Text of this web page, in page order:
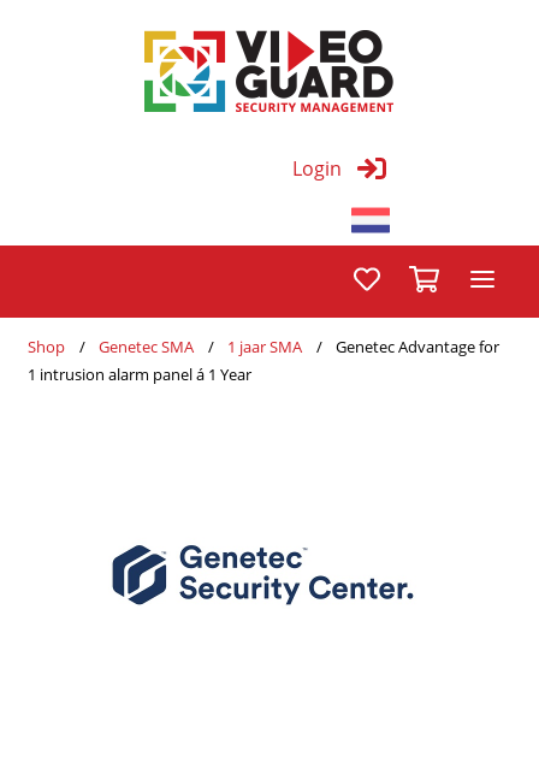
Login
Shop Genetec SMA 1 jaar SMA
Genetec Advantage for
1 intrusion alarm panel á 1 Year